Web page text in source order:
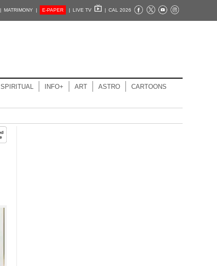
| MATRIMONY | E-PAPER | LIVE TV | CAL 2026
SPIRITUAL INFO+ ART ASTRO CARTOONS